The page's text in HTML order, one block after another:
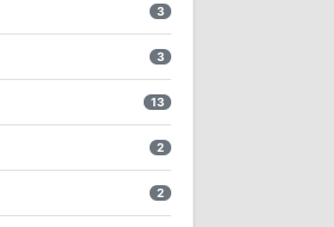
3
3
13
2
2